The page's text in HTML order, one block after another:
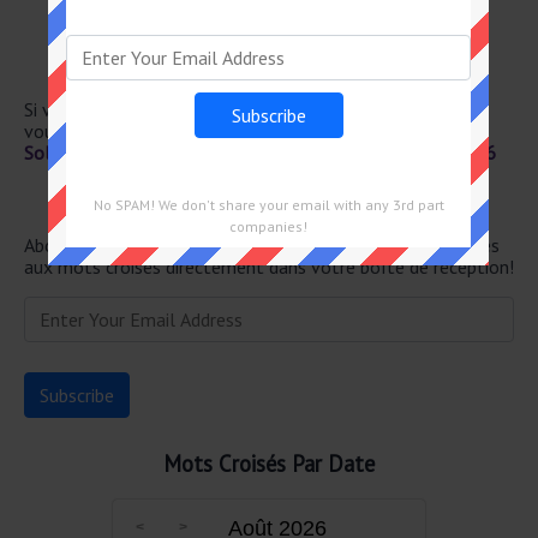
Pour désigner
Bataves
Si vous avez déjà résolu cet indice de mots croisés et que
vous recherchez le message principal, rendez-vous sur
Solution Le Parisien Mots Fléchés Force 2 du 22 Juin 2026
Newsletter
Abonnez-vous ci-dessous et recevez les dernières réponses
aux mots croisés directement dans votre boîte de réception!
Mots Croisés Par Date
Août 2026
No SPAM! We don't share your email with any 3rd part
companies!